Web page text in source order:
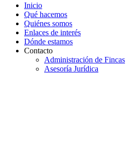
Inicio
Qué hacemos
Quiénes somos
Enlaces de interés
Dónde estamos
Contacto
Administración de Fincas
Asesoría Jurídica